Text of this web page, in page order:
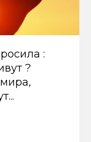
:
?